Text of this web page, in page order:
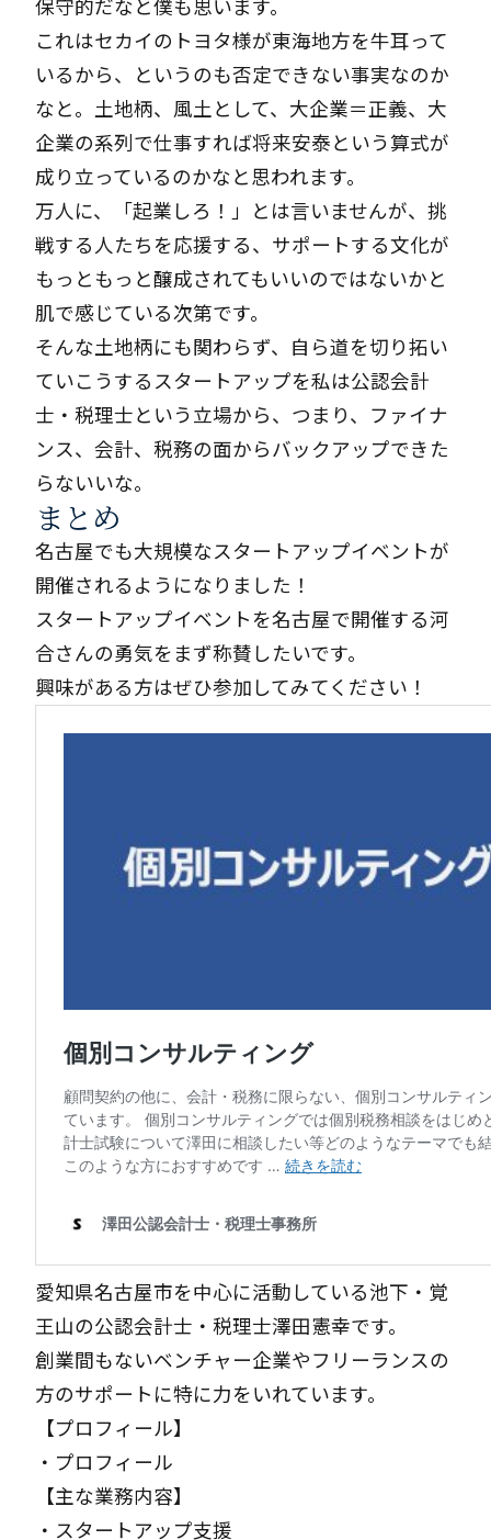
保守的だなと僕も思います。
これはセカイのトヨタ様が東海地方を牛耳って
いるから、というのも否定できない事実なのか
なと。土地柄、風土として、大企業＝正義、大
企業の系列で仕事すれば将来安泰という算式が
成り立っているのかなと思われます。
万人に、「起業しろ！」とは言いませんが、挑
戦する人たちを応援する、サポートする文化が
もっともっと醸成されてもいいのではないかと
肌で感じている次第です。
そんな土地柄にも関わらず、自ら道を切り拓い
ていこうするスタートアップを私は公認会計
士・税理士という立場から、つまり、ファイナ
ンス、会計、税務の面からバックアップできた
らないいな。
まとめ
名古屋でも大規模なスタートアップイベントが
開催されるようになりました！
スタートアップイベントを名古屋で開催する河
合さんの勇気をまず称賛したいです。
興味がある方はぜひ参加してみてください！
愛知県名古屋市を中心に活動している池下・覚
王山の公認会計士・税理士澤田憲幸です。
創業間もないベンチャー企業やフリーランスの
方のサポートに特に力をいれています。
【プロフィール】
・ プロフィール
【主な業務内容】
・ スタートアップ支援